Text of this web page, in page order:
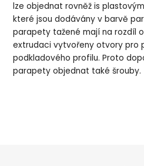
lze objednat rovněž is
které jsou dodávány v barvě
parapety tažené mají na rozdíl
extrudaci vytvořeny otvory pro
podkladového profilu. Proto
parapety objednat také šrouby.